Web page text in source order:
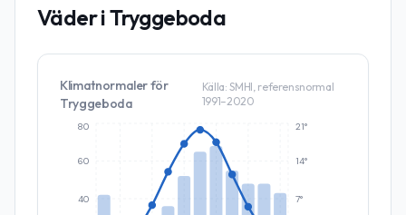
Väder iTryggeboda
Klimatnormaler för
Tryggeboda
Källa: SMHI, referensnormal
1991–2020
40
60
80
7°
14°
21°